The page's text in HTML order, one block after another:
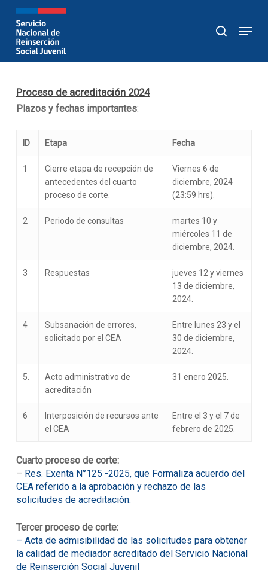
Skip
main
content
buscar
Menu
Proceso de acreditación 2024
Plazos y fechas importantes:
ID Etapa Fecha
1
Cierre etapa de recepción de
antecedentes del cuarto
proceso de corte.
Viernes 6 de
diciembre, 2024
(23:59 hrs).
2 Periodo de consultas
martes 10 y
miércoles 11 de
diciembre, 2024.
3 Respuestas
jueves 12 y viernes
13 de diciembre,
2024.
4
Subsanación de errores,
solicitado por el CEA
Entre lunes 23 y el
30 de diciembre,
2024.
5.
Acto administrativo de
acreditación
31 enero 2025.
6
Interposición de recursos ante
el CEA
Entre el 3 y el 7 de
febrero de 2025.
Cuarto proceso de corte:
– Res. Exenta N°125 -2025, que Formaliza acuerdo del
CEA referido a la aprobación y rechazo de las
solicitudes de acreditación.
Tercer proceso de corte:
– Acta de admisibilidad de las solicitudes para obtener
la calidad de mediador acreditado del Servicio Nacional
de Reinserción Social Juvenil